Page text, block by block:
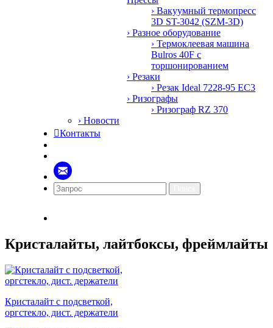
› Вакуумный термопресс
3D ST-3042 (SZM-3D)
› Разное оборудование
› Термоклеевая машина
Bulros 40F с
торшонированием
› Резаки
› Резак Ideal 7228-95 EC3
› Ризографы
› Ризограф RZ 370
› Новости
Контакты
Кристалайты, лайтбоксы, фреймлайты
Кристалайт с подсветкой,
оргстекло, дист. держатели